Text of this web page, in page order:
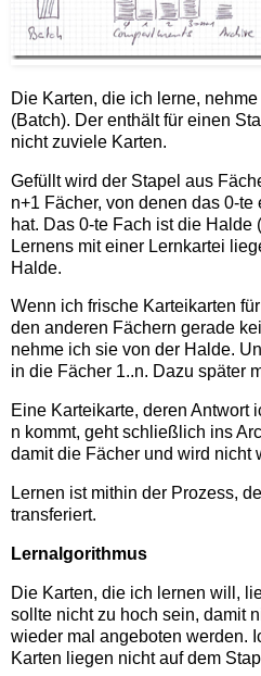
Die Karten, die ich lerne,
(Batch). Der enthält für einen
nicht zuviele Karten.
Gefüllt wird der Stapel aus
n+1 Fächer, von denen das 0-
hat. Das 0-te Fach ist die Halde
Lernens mit einer Lernkartei
Halde.
Wenn ich frische Karteikarten
den anderen Fächern gerade
nehme ich sie von der Halde.
in die Fächer 1..n. Dazu später
Eine Karteikarte, deren Antwort
n kommt, geht schließlich ins
damit die Fächer und wird nicht
Lernen ist mithin der Prozess,
transferiert.
Lernalgorithmus
Die Karten, die ich lernen will,
sollte nicht zu hoch sein, damit
wieder mal angeboten werden.
Karten liegen nicht auf dem